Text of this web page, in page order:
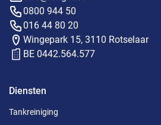
0800 944 50
016 44 80 20
Wingepark 15, 3110 Rotselaar
BE 0442.564.577
Diensten
Tankreiniging